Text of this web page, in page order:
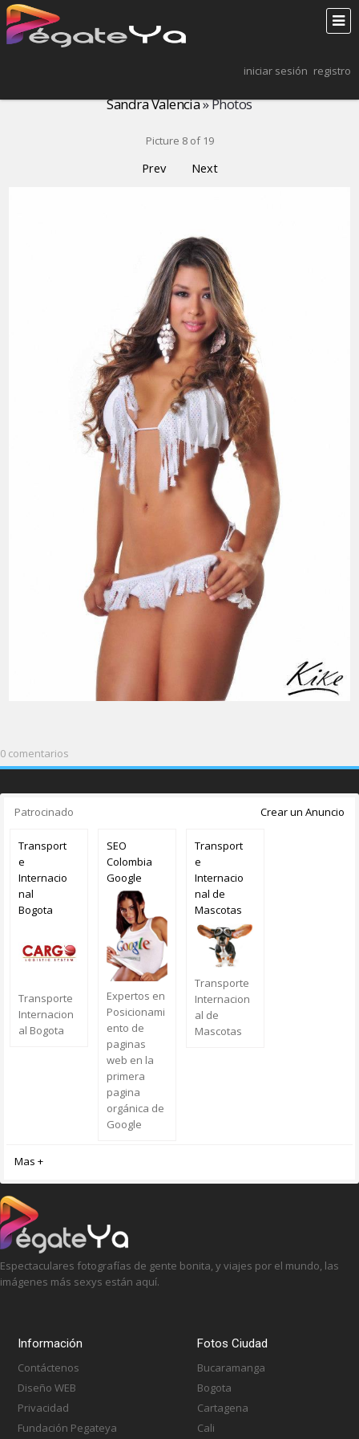
iniciar sesión registro
Sandra Valencia» Photos
Picture 8 of 19
Prev Next
0 comentarios
Patrocinado Crear un Anuncio
Transport
e
Internacio
nal
Bogota
Transporte
Internacion
al Bogota
SEO
Colombia
Google
Expertos en
Posicionami
ento de
paginas
web en la
primera
pagina
orgánica de
Google
Transport
e
Internacio
nal de
Mascotas
Transporte
Internacion
al de
Mascotas
Mas +
Espectaculares fotografías de gente bonita, y viajes por el mundo, las
imágenes más sexys están aquí.
Información
Contáctenos
Diseño WEB
Privacidad
Fundación Pegateya
Fotos Ciudad
Bucaramanga
Bogota
Cartagena
Cali